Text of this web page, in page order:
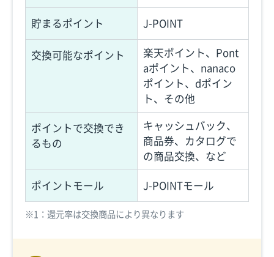
貯まるポイント J-POINT
交換可能なポイント
楽天ポイント、Pont
aポイント、nanaco
ポイント、dポイン
ト、その他
ポイントで交換でき
るもの
キャッシュバック、
商品券、カタログで
の商品交換、など
ポイントモール
J-POINTモール
※1：還元率は交換商品により異なります